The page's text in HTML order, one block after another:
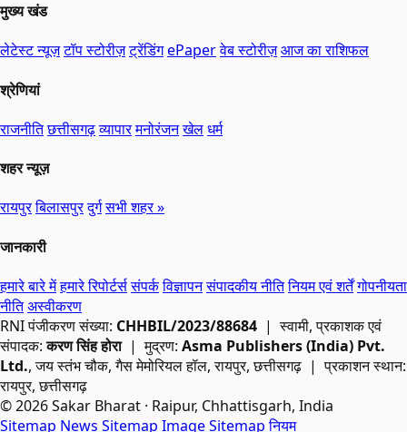
मुख्य खंड
लेटेस्ट न्यूज़टॉप स्टोरीज़ट्रेंडिंगePaperवेब स्टोरीज़आज का राशिफल
श्रेणियां
राजनीतिछत्तीसगढ़व्यापारमनोरंजनखेलधर्म
शहर न्यूज़
रायपुरबिलासपुरदुर्गसभी शहर »
जानकारी
हमारे बारे मेंहमारे रिपोर्टर्ससंपर्कविज्ञापनसंपादकीय नीतिनियम एवं शर्तेंगोपनीयता
नीतिअस्वीकरण
RNIपंजीकरण संख्या: CHHBIL/2023/88684 | स्वामी, प्रकाशक एवं
संपादक:करण सिंह होरा| मुद्रण: Asma Publishers (India) Pvt.
Ltd., जय स्तंभ चौक, गैस मेमोरियल हॉल, रायपुर, छत्तीसगढ़ | प्रकाशन स्थान:
रायपुर, छत्तीसगढ़
© 2026 Sakar Bharat · Raipur, Chhattisgarh, India
Sitemap News Sitemap Image Sitemap नियम